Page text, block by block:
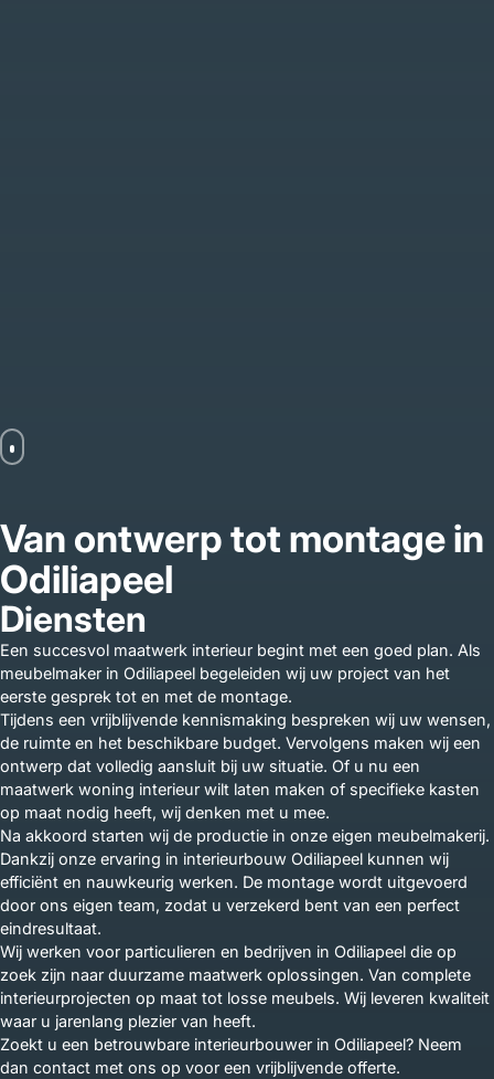
Van ontwerp tot montage in
Odiliapeel
Diensten
Een succesvol maatwerk interieur begint met een goed plan. Als
meubelmaker in Odiliapeel begeleiden wij uw project van het
eerste gesprek tot en met de montage.
Tijdens een vrijblijvende kennismaking bespreken wij uw wensen,
de ruimte en het beschikbare budget. Vervolgens maken wij een
ontwerp dat volledig aansluit bij uw situatie. Of u nu een
maatwerk woning interieur wilt laten maken of specifieke kasten
op maat nodig heeft, wij denken met u mee.
Na akkoord starten wij de productie in onze eigen meubelmakerij.
Dankzij onze ervaring in interieurbouw Odiliapeel kunnen wij
efficiënt en nauwkeurig werken. De montage wordt uitgevoerd
door ons eigen team, zodat u verzekerd bent van een perfect
eindresultaat.
Wij werken voor particulieren en bedrijven in Odiliapeel die op
zoek zijn naar duurzame maatwerk oplossingen. Van complete
interieurprojecten op maat tot losse meubels. Wij leveren kwaliteit
waar u jarenlang plezier van heeft.
Zoekt u een betrouwbare interieurbouwer in Odiliapeel? Neem
dan contact met ons op voor een vrijblijvende offerte.